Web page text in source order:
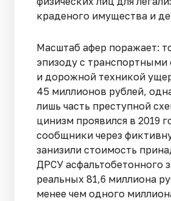
краденого имущества и
Масштаб афер поражает:
эпизоду с транспортными
и дорожной техникой
45 миллионов рублей,
лишь часть преступной
цинизм проявился в 2019
сообщники через
занизили стоимость
ДРСУ асфальтобетонного
реальных 81,6 миллиона
менее чем одного